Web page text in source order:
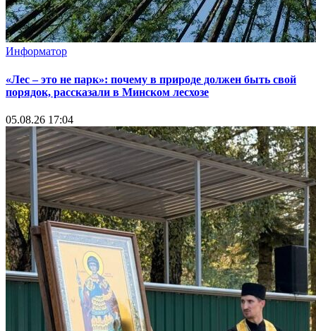
Информатор
«Лес – это не парк»: почему в природе должен быть свой
порядок, рассказали в Минском лесхозе
05.08.26 17:04